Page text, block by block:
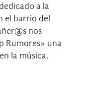
a la
el barrio del
nos
Rumores» una
la música.